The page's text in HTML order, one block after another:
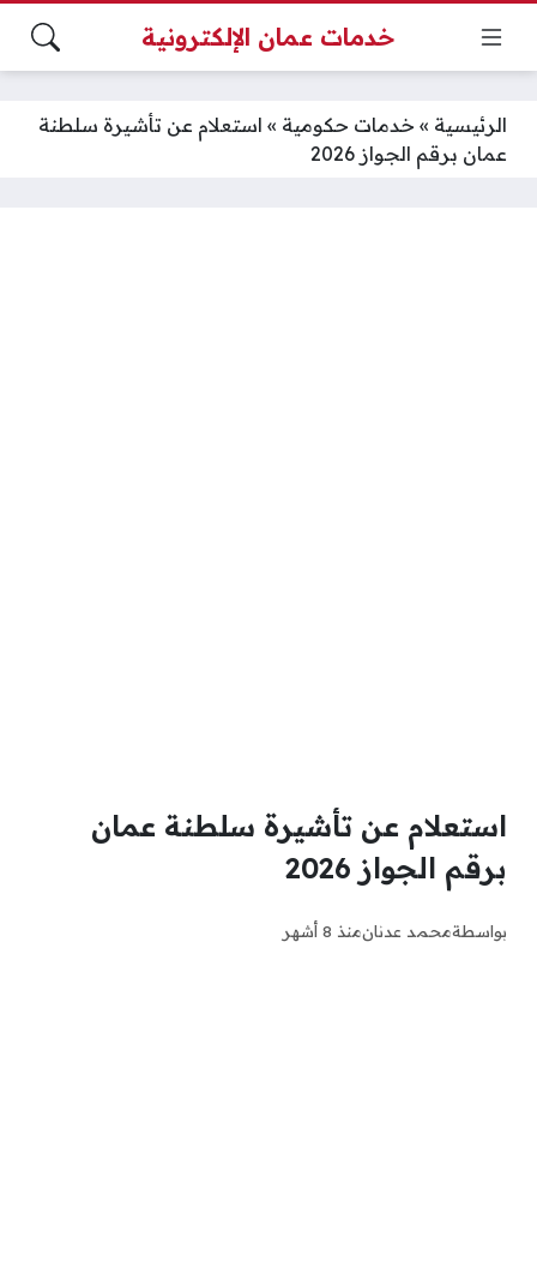
خدمات عمان الإلكترونية
الرئيسية » خدمات حكومية » استعلام عن تأشيرة سلطنة
عمان برقم الجواز 2026
استعلام عن تأشيرة سلطنة عمان
برقم الجواز 2026
بواسطةمحمد عدنانمنذ 8 أشهر